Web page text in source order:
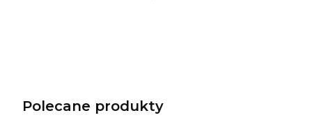
Polecane produkty